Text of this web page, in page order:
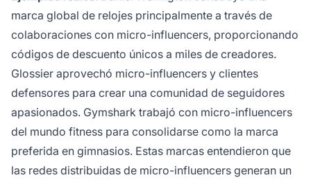
marca global de relojes principalmente a través de
colaboraciones con micro-influencers, proporcionando
códigos de descuento únicos a miles de creadores.
Glossier aprovechó micro-influencers y clientes
defensores para crear una comunidad de seguidores
apasionados. Gymshark trabajó con micro-influencers
del mundo fitness para consolidarse como la marca
preferida en gimnasios. Estas marcas entendieron que
las redes distribuidas de micro-influencers generan un